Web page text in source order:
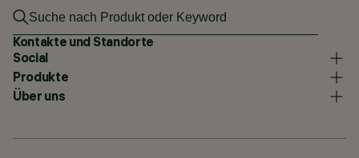
Kontakte und Standorte
Social
Produkte
Über uns